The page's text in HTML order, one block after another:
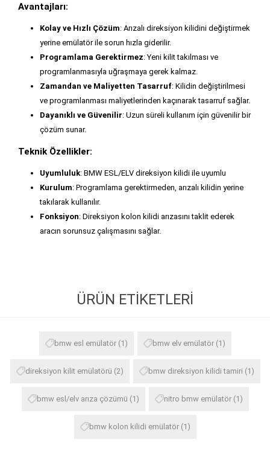
Avantajları:
Kolay ve Hızlı Çözüm: Arızalı direksiyon kilidini değiştirmek
yerine emülatör ile sorun hızla giderilir.
Programlama Gerektirmez: Yeni kilit takılması ve
programlanmasıyla uğraşmaya gerek kalmaz.
Zamandan ve Maliyetten Tasarruf: Kilidin değiştirilmesi
ve programlanması maliyetlerinden kaçınarak tasarruf sağlar.
Dayanıklı ve Güvenilir: Uzun süreli kullanım için güvenilir bir
çözüm sunar.
Teknik Özellikler:
Uyumluluk: BMW ESL/ELV direksiyon kilidi ile uyumlu
Kurulum: Programlama gerektirmeden, arızalı kilidin yerine
takılarak kullanılır.
Fonksiyon: Direksiyon kolon kilidi arızasını taklit ederek
aracın sorunsuz çalışmasını sağlar.
ÜRÜN ETIKETLERI
bmw esl emülatör (1) bmw elv emülatör (1)
direksiyon kilit emülatörü (2) bmw direksiyon kilidi tamiri (1)
bmw esl/elv arıza çözümü (1) nitro bmw emülatör (1)
bmw kolon kilidi emülatör (1)